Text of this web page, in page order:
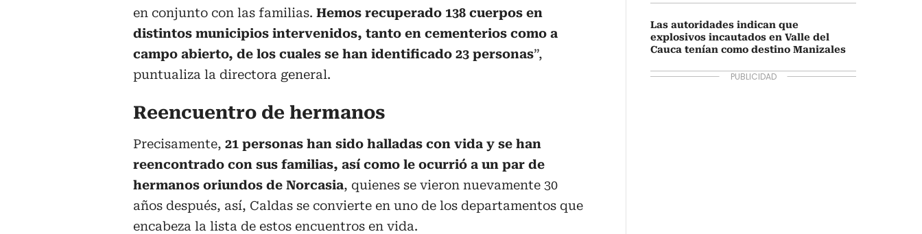
en conjunto con las familias. Hemos recuperado 138 cuerpos en
distintos municipios intervenidos, tanto en cementerios como a
campo abierto, de los cuales se han identificado 23 personas”,
puntualiza la directora general.
Reencuentro de hermanos
Precisamente, 21 personas han sido halladas con vida y se han
reencontrado con sus familias, así como le ocurrió a un par de
hermanos oriundos de Norcasia, quienes se vieron nuevamente 30
años después, así, Caldas se convierte en uno de los departamentos que
encabeza la lista de estos encuentros en vida.
Las autoridades indican que
explosivos incautados en Valle del
Cauca tenían como destino Manizales